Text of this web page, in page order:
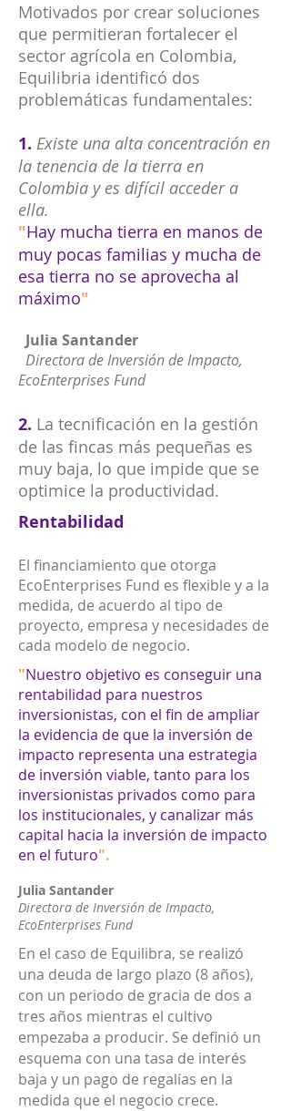
Motivados por crear soluciones
que permitieran fortalecer el
sector agrícola en Colombia,
Equilibria identificó dos
problemáticas fundamentales:
1. Existe una alta concentración en
la tenencia de la tierra en
Colombia y es difícil acceder a
ella.
"Hay mucha tierra en manos de
muy pocas familias y mucha de
esa tierra no se aprovecha al
máximo"
Julia Santander
Directora de Inversión de Impacto,
EcoEnterprises Fund
2. La tecnificación en la gestión
de las fincas más pequeñas es
muy baja, lo que impide que se
optimice la productividad.
Rentabilidad
El financiamiento que otorga
EcoEnterprises Fund es flexible y a la
medida, de acuerdo al tipo de
proyecto, empresa y necesidades de
cada modelo de negocio.
"Nuestro objetivo es conseguir una
rentabilidad para nuestros
inversionistas, con el fin de ampliar
la evidencia de que la inversión de
impacto representa una estrategia
de inversión viable, tanto para los
inversionistas privados como para
los institucionales, y canalizar más
capital hacia la inversión de impacto
en el futuro".
Julia Santander
Directora de Inversión de Impacto,
EcoEnterprises Fund
En el caso de Equilibra, se realizó
una deuda de largo plazo (8 años),
con un periodo de gracia de dos a
tres años mientras el cultivo
empezaba a producir. Se definió un
esquema con una tasa de interés
baja y un pago de regalías en la
medida que el negocio crece.